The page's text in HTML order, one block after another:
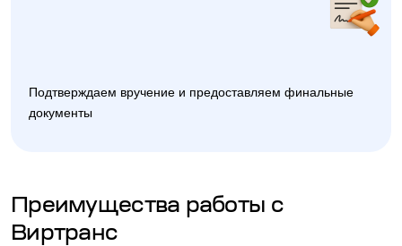
Подтверждаем вручение и предоставляем финальные
документы
Преимущества работы с
Виртранс